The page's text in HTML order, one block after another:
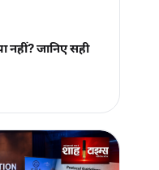
नहीं? जानिए सही